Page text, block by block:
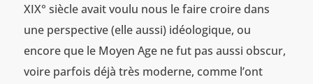
XIX° siècle avait voulu nous le faire croire dans
une perspective (elle aussi) idéologique, ou
encore que le Moyen Age ne fut pas aussi obscur,
voire parfois déjà très moderne, comme l’ont